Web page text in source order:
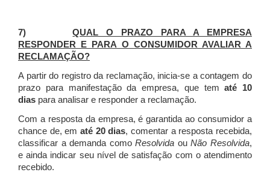
7)QUAL O PRAZO PARA A EMPRESA
RESPONDER E PARA O CONSUMIDOR AVALIAR A
RECLAMAÇÃO?
A partir do registro da reclamação, inicia-se a contagem do
prazo para manifestação da empresa, que tematé 10
dias para analisar e responder a reclamação.
Com a resposta da empresa, é garantida ao consumidor a
chance de, em até 20 dias, comentar a resposta recebida,
classificar a demanda comoResolvida ouNão Resolvida,
e ainda indicar seu nível de satisfação com o atendimento
recebido.